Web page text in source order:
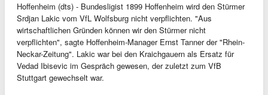
Hoffenheim (dts) - Bundesligist 1899 Hoffenheim wird den Stürmer
Srdjan Lakic vom VfL Wolfsburg nicht verpflichten. "Aus
wirtschaftlichen Gründen können wir den Stürmer nicht
verpflichten", sagte Hoffenheim-Manager Ernst Tanner der "Rhein-
Neckar-Zeitung". Lakic war bei den Kraichgauern als Ersatz für
Vedad Ibisevic im Gespräch gewesen, der zuletzt zum VfB
Stuttgart gewechselt war.